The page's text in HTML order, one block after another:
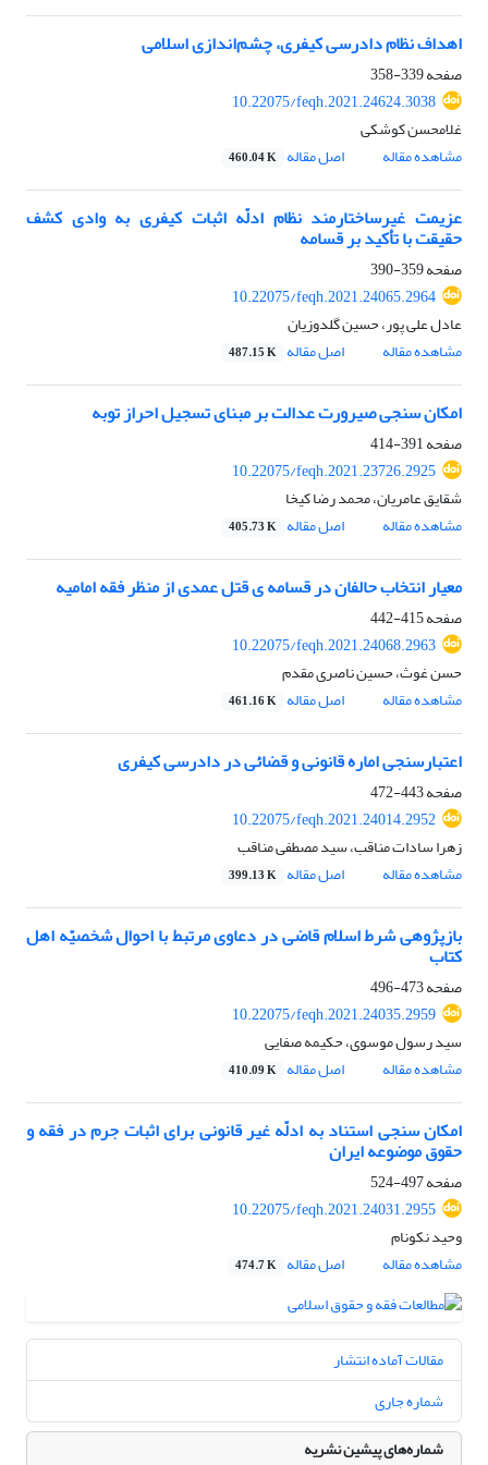
اهداف نظام دادرسی کیفری، چشم‌اندازی اسلامی
صفحه339-358
10.22075/feqh.2021.24624.3038
غلامحسن کوشکی
مشاهده مقاله
اصل مقاله 460.04 K
عزیمت غیرساختارمند نظام ادلّه اثبات کیفری به وادی کشف
حقیقت با تأکید بر قسامه
صفحه359-390
10.22075/feqh.2021.24065.2964
عادل علی پور، حسین گلدوزیان
مشاهده مقاله
اصل مقاله 487.15 K
امکان سنجی صیرورت عدالت بر مبنای تسجیل احراز توبه
صفحه391-414
10.22075/feqh.2021.23726.2925
شقایق عامریان، محمد رضا کیخا
مشاهده مقاله
اصل مقاله 405.73 K
معیار انتخاب حالفان در قسامه‏ ی قتل عمدی از منظر فقه امامیه
صفحه415-442
10.22075/feqh.2021.24068.2963
حسن غوث، حسین ناصری مقدم
مشاهده مقاله
اصل مقاله 461.16 K
اعتبارسنجی اماره قانونی و قضائی در دادرسی کیفری
صفحه443-472
10.22075/feqh.2021.24014.2952
زهرا سادات مناقب، سید مصطفی مناقب
مشاهده مقاله
اصل مقاله 399.13 K
بازپژوهی شرط اسلام قاضی در دعاوی مرتبط با احوال شخصیّه اهل
کتاب
صفحه473-496
10.22075/feqh.2021.24035.2959
سید رسول موسوی، حکیمه صفایی
مشاهده مقاله
اصل مقاله 410.09 K
امکان سنجی استناد به ادلّه غیر قانونی برای اثبات جرم در فقه و
حقوق موضوعه ایران
صفحه497-524
10.22075/feqh.2021.24031.2955
وحید نکونام
مشاهده مقاله
اصل مقاله 474.7 K
مقالات آماده انتشار
شماره جاری
شماره‌های پیشین نشریه